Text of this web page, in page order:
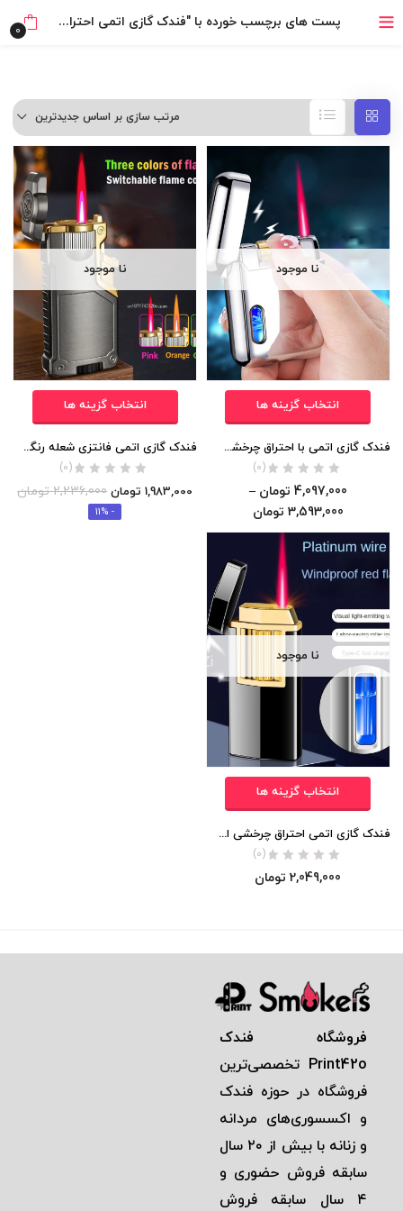
خرید قسطی با ترب‌پی پست های برچسب خورده با "فندک گازی اتمی احتراق چرخشی" 0
مرتب سازی بر اساس جدیدترین
نا موجود
انتخاب گزینه ها
فندک گازی اتمی با احتراق چرخشی اورجینال
(0)
4,097,000 تومان –
3,593,000 تومان
نا موجود
انتخاب گزینه ها
فندک گازی اتمی فانتزی شعله رنگی اورجینال
(0)
1,983,000 تومان 2,236,000 تومان
- 11%
نا موجود
انتخاب گزینه ها
فندک گازی اتمی احتراق چرخشی اورجینال
(0)
2,049,000 تومان
فروشگاه فندک
Print42o تخصصی‌ترين
فروشگاه در حوزه فندک
و اكسسوری‌های مردانه
و زنانه با بيش از ٢٠ سال
سابقه فروش حضوری و
٤ سال سابقه فروش